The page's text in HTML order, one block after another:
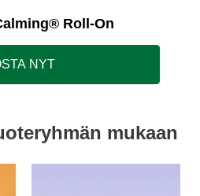
Roll-On
NYT
mukaan